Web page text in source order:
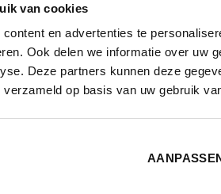
van cookies
en advertenties te
Ook delen we informatie over uw
Deze partners kunnen deze
op basis van uw gebruik
Ontdek jouw